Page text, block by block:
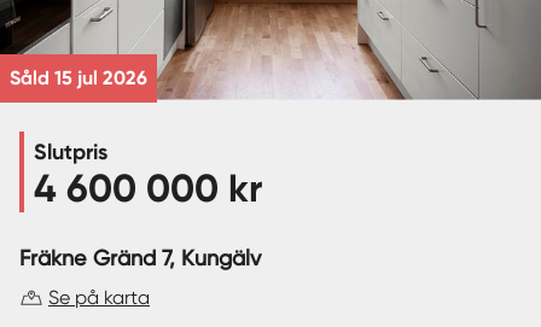
Start
Logga in
Sverige |Spanien
Såld 15 jul 2026
Slutpris
4 600 000 kr
Fräkne Gränd 7, Kungälv
Se på karta